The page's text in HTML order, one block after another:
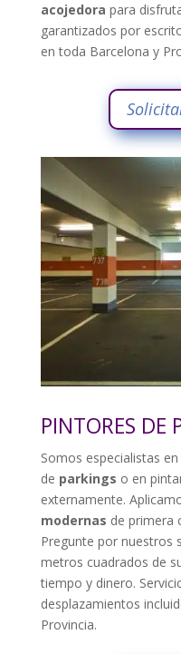
acojedora para
garantizados por
en toda Barcelona y
PINTORES DE
Somos especialistas
de parkings o en
externamente.
modernas de primera
Pregunte por nuestros
metros cuadrados de
tiempo y dinero.
desplazamientos
Provincia.